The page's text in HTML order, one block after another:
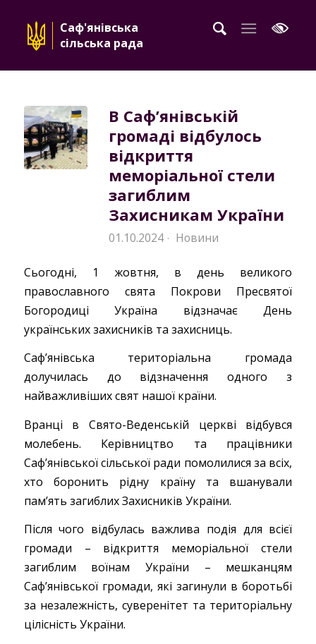
Саф'янівська
сільська рада
В Сафʼянівській
громаді відбулось
відкриття
меморіальної стели
загиблим
Захисникам України
01.10.2024 · Новини
Сьогодні, 1 жовтня, в день великого
православного свята Покрови Пресвятої
Богородиці Україна відзначає День
українських захисників та захисниць.
Сафʼянівська територіальна громада
долучилась до відзначення одного з
найважливіших свят нашої країни.
Вранці в Свято-Веденській церкві відбувся
молебень. Керівництво та працівники
Сафʼянівської сільської ради помолилися за всіх,
хто боронить рідну країну та вшанували
пам’ять загиблих Захисників України.
Після чого відбулась важлива подія для всієї
громади – відкриття меморіальної стели
загиблим воїнам України – мешканцям
Сафʼянівської громади, які загинули в боротьбі
за незалежність, суверенітет та територіальну
цілісність України.